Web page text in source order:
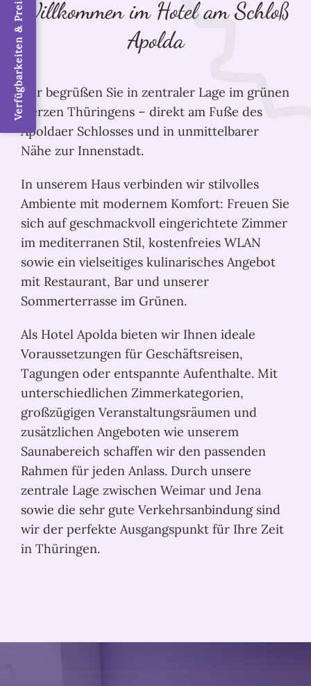
Willkommen im Hotel am Schloß
Apolda
Wir begrüßen Sie in zentraler Lage im grünen
Herzen Thüringens – direkt am Fuße des
Apoldaer Schlosses und in unmittelbarer
Nähe zur Innenstadt.
In unserem Haus verbinden wir stilvolles
Ambiente mit modernem Komfort: Freuen Sie
sich auf geschmackvoll eingerichtete Zimmer
im mediterranen Stil, kostenfreies WLAN
sowie ein vielseitiges kulinarisches Angebot
mit Restaurant, Bar und unserer
Sommerterrasse im Grünen.
Als Hotel Apolda bieten wir Ihnen ideale
Voraussetzungen für Geschäftsreisen,
Tagungen oder entspannte Aufenthalte. Mit
unterschiedlichen Zimmerkategorien,
großzügigen Veranstaltungsräumen und
zusätzlichen Angeboten wie unserem
Saunabereich schaffen wir den passenden
Rahmen für jeden Anlass. Durch unsere
zentrale Lage zwischen Weimar und Jena
sowie die sehr gute Verkehrsanbindung sind
wir der perfekte Ausgangspunkt für Ihre Zeit
in Thüringen.